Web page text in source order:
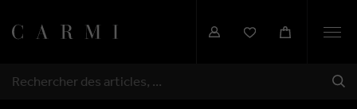
RECHERCHER